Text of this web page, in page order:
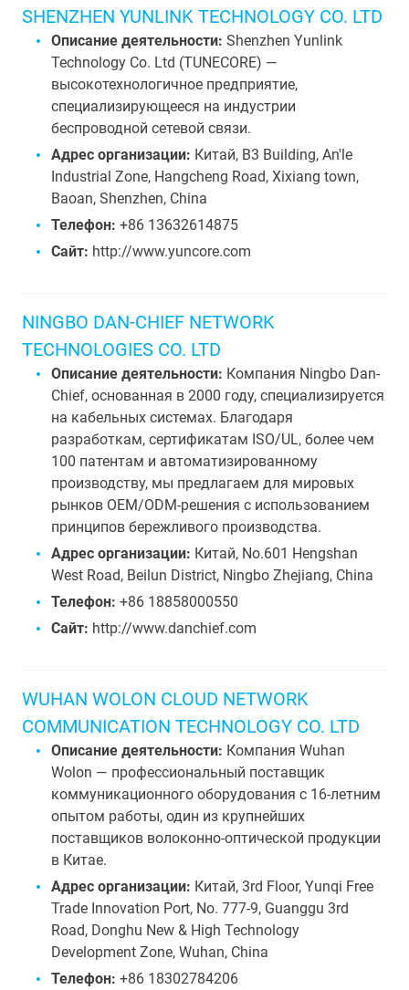
SHENZHEN YUNLINK TECHNOLOGY CO. LTD
Описание деятельности: Shenzhen Yunlink
Technology Co. Ltd (TUNECORE) —
высокотехнологичное предприятие,
специализирующееся на индустрии
беспроводной сетевой связи.
Адрес организации: Китай, B3 Building, An'le
Industrial Zone, Hangcheng Road, Xixiang town,
Baoan, Shenzhen, China
Телефон: +86 13632614875
Сайт: http://www.yuncore.com
NINGBO DAN-CHIEF NETWORK
TECHNOLOGIES CO. LTD
Описание деятельности: Компания Ningbo Dan-
Chief, основанная в 2000 году, специализируется
на кабельных системах. Благодаря
разработкам, сертификатам ISO/UL, более чем
100 патентам и автоматизированному
производству, мы предлагаем для мировых
рынков OEM/ODM-решения с использованием
принципов бережливого производства.
Адрес организации: Китай, No.601 Hengshan
West Road, Beilun District, Ningbo Zhejiang, China
Телефон: +86 18858000550
Сайт: http://www.danchief.com
WUHAN WOLON CLOUD NETWORK
COMMUNICATION TECHNOLOGY CO. LTD
Описание деятельности: Компания Wuhan
Wolon — профессиональный поставщик
коммуникационного оборудования с 16-летним
опытом работы, один из крупнейших
поставщиков волоконно-оптической продукции
в Китае.
Адрес организации: Китай, 3rd Floor, Yunqi Free
Trade Innovation Port, No. 777-9, Guanggu 3rd
Road, Donghu New & High Technology
Development Zone, Wuhan, China
Телефон: +86 18302784206